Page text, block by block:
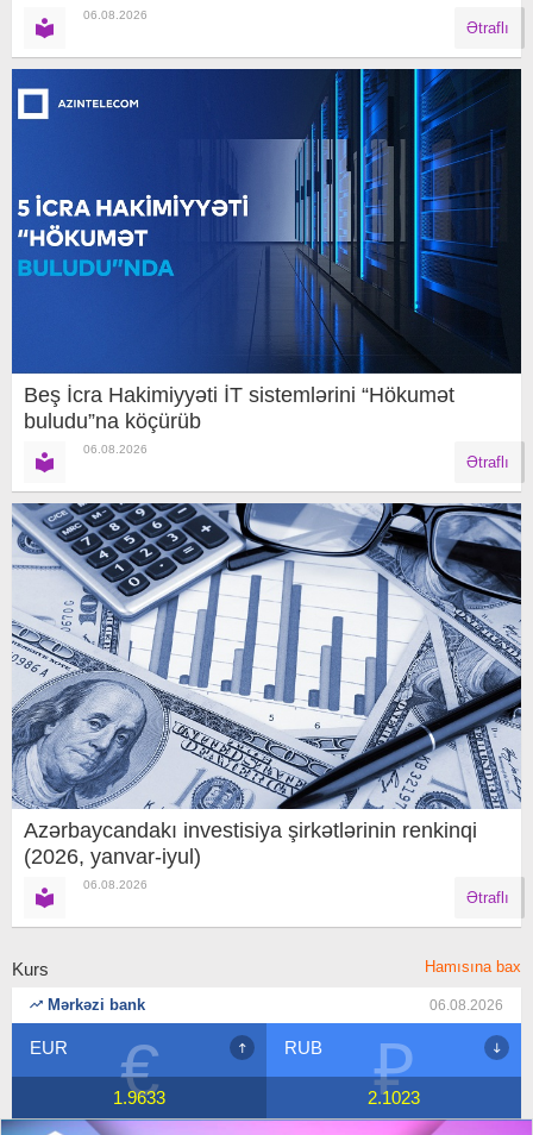
06.08.2026
Ətraflı
Beş İcra Hakimiyyəti İT sistemlərini “Hökumət
buludu”na köçürüb
06.08.2026
Ətraflı
Azərbaycandakı investisiya şirkətlərinin renkinqi
(2026, yanvar-iyul)
06.08.2026
Ətraflı
Kurs Hamısına bax
Mərkəzi bank 06.08.2026
€
EUR
1.9633 ₽
RUB
2.1023